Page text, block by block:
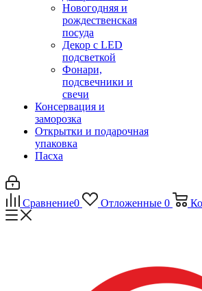
Новогодняя и
рождественская
посуда
Декор с LED
подсветкой
Фонари,
подсвечники и
свечи
Консервация и
заморозка
Открытки и подарочная
упаковка
Пасха
Сравнение0 Отложенные 0